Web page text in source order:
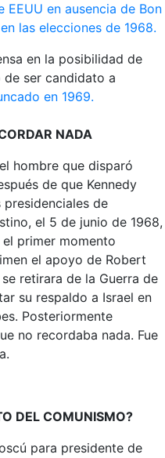
en ausencia de Bon
las elecciones de 1968.
en la posibilidad de
de ser candidato a
en 1969.
NADA
hombre que disparó
de que Kennedy
de
el 5 de junio de 1968,
primer momento
el apoyo de Robert
retirara de la Guerra de
su respaldo a Israel en
Posteriormente
no recordaba nada. Fue
DEL COMUNISMO?
para presidente de